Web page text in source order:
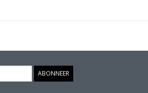
ABONNEER